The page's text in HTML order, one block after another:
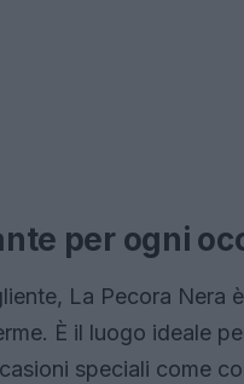
per ogni
La Pecora Nera
È il luogo ideale
speciali come